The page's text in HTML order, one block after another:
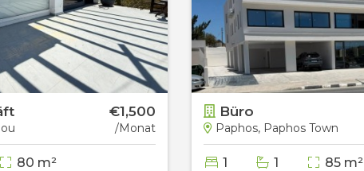
€1,500
/Monat
80 m²
Büro
Paphos, Paphos Town
1 1 85 m²